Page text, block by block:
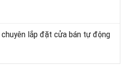
chuyên lắp đặt cửa bán tự động